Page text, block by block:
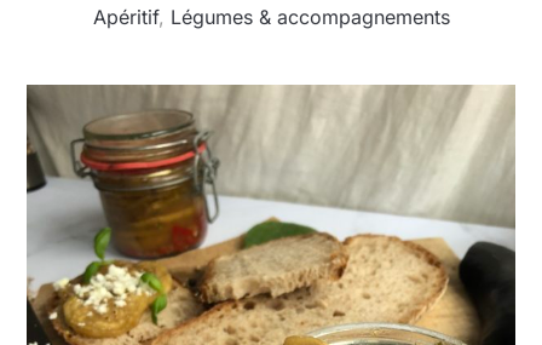
Apéritif, Légumes & accompagnements